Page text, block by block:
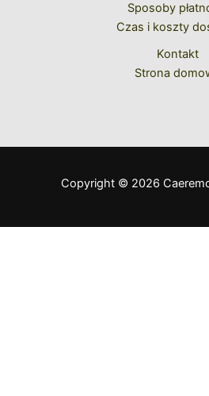
Sposoby
Czas i koszty
Kontakt
Strona
Copyright © 2026